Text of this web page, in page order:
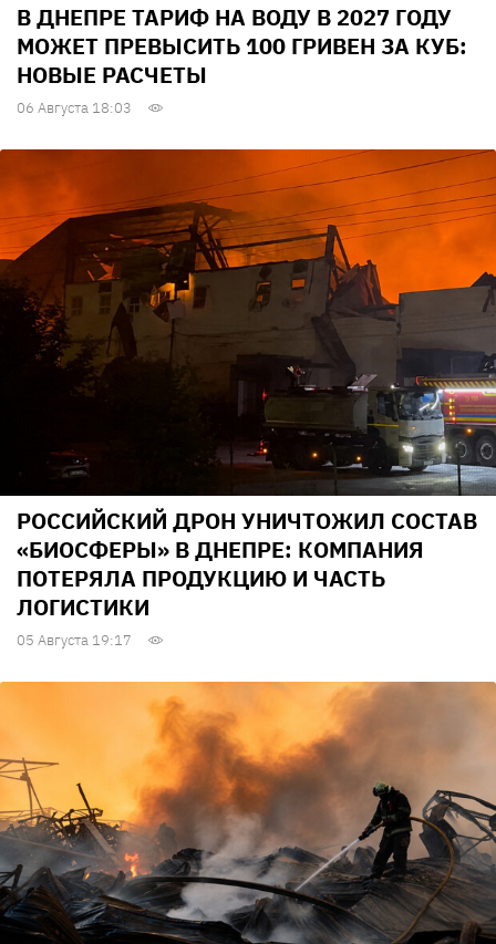
В ДНЕПРЕ ТАРИФ НА ВОДУ В 2027 ГОДУ
МОЖЕТ ПРЕВЫСИТЬ 100 ГРИВЕН ЗА КУБ:
НОВЫЕ РАСЧЕТЫ
06 Августа 18:03
РОССИЙСКИЙ ДРОН УНИЧТОЖИЛ СОСТАВ
«БИОСФЕРЫ» В ДНЕПРЕ: КОМПАНИЯ
ПОТЕРЯЛА ПРОДУКЦИЮ И ЧАСТЬ
ЛОГИСТИКИ
05 Августа 19:17